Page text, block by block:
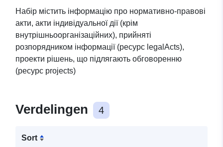
розпорядником
інформації, проєкти
нормативно-правових
актів
Набір містить інформацію про нормативно-правові
акти, акти індивідуальної дії (крім
внутрішньоорганізаційних), прийняті
розпорядником інформації (ресурс legalActs),
проекти рішень, що підлягають обговоренню
(ресурс projects)
Verdelingen 4
Sort